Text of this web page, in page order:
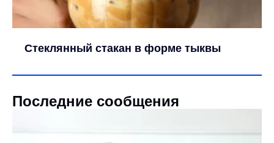
Стеклянный стакан в форме тыквы
Последние сообщения